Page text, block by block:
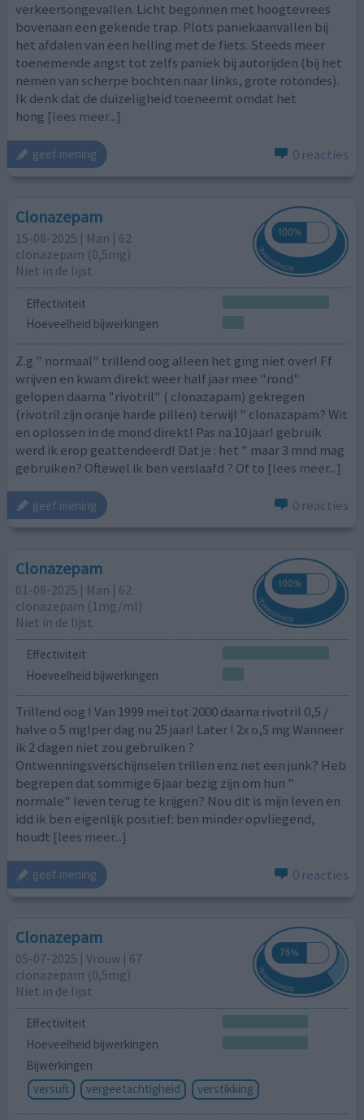
verkeersongevallen. Licht begonnen met hoogtevrees
bovenaan een gekende trap. Plots paniekaanvallen bij
het afdalen van een helling met de fiets. Steeds meer
toenemende angst tot zelfs paniek bij autorijden (bij het
nemen van scherpe bochten naar links, grote rotondes).
Ik denk dat de duizeligheid toeneemt omdat het
hong [lees meer...]
geef mening 0 reacties
Clonazepam
15-08-2025 | Man | 62
clonazepam (0,5mg)
Niet in de lijst
Effectiviteit
Hoeveelheid bijwerkingen
Z.g " normaal" trillend oog alleen het ging niet over! Ff
wrijven en kwam direkt weer half jaar mee "rond"
gelopen daarna "rivotril" ( clonazapam) gekregen
(rivotril zijn oranje harde pillen) terwijl " clonazapam? Wit
en oplossen in de mond direkt! Pas na 10 jaar! gebruik
werd ik erop geattendeerd! Dat je : het " maar 3 mnd mag
gebruiken? Oftewel ik ben verslaafd ? Of to [lees meer...]
geef mening 0 reacties
Clonazepam
01-08-2025 | Man | 62
clonazepam (1mg/ml)
Niet in de lijst
Effectiviteit
Hoeveelheid bijwerkingen
Trillend oog ! Van 1999 mei tot 2000 daarna rivotril 0,5 /
halve o 5 mg!per dag nu 25 jaar! Later ! 2x o,5 mg Wanneer
ik 2 dagen niet zou gebruiken ?
Ontwenningsverschijnselen trillen enz net een junk? Heb
begrepen dat sommige 6 jaar bezig zijn om hun "
normale" leven terug te krijgen? Nou dit is mijn leven en
idd ik ben eigenlijk positief: ben minder opvliegend,
houdt [lees meer...]
geef mening 0 reacties
Clonazepam
05-07-2025 | Vrouw | 67
clonazepam (0,5mg)
Niet in de lijst
Effectiviteit
Hoeveelheid bijwerkingen
Bijwerkingen
versuft
vergeetachtigheid verstikking